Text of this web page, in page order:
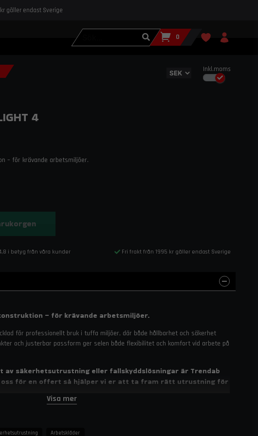
gäller endast Sverige
Inkl.moms
0
4
– för krävande arbetsmiljöer.
i betyg från våra kunder Fri frakt från 1995 kr gäller endast Sverige
– för krävande arbetsmiljöer.
för professionellt bruk i tuffa miljöer, där både hållbarhet och säkerhet
och justerbar passform ger selen både flexibilitet och komfort vid arbete på
säkerhetsutrustning eller fallskyddslösningar är Trendab
för en offert så hjälper vi er att ta fram rätt utrustning för
bröstförankring (typ A/2)
Visa mer
Arbetskläder